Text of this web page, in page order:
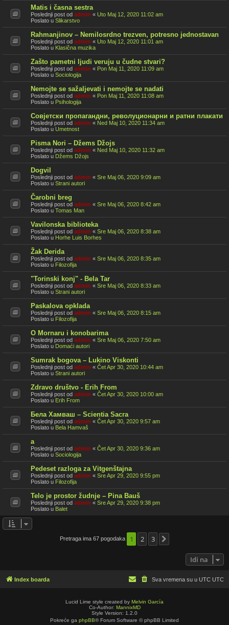
Matis i časna sestra
Poslednji post od admin « Uto Maj 12, 2020 11:02 am
Poslato u Slikarstvo
Rahmanjinov – Nemilosrdno trezven, potresno jednostavan
Poslednji post od admin « Uto Maj 12, 2020 11:01 am
Poslato u Klasična muzika
Zašto pametni ljudi veruju u čudne stvari?
Poslednji post od admin « Pon Maj 11, 2020 11:09 am
Poslato u Sociologija
Nemojte se sažaljevati i nemojte se nadati
Poslednji post od admin « Pon Maj 11, 2020 11:08 am
Poslato u Psihologija
Совјетски пропагандни, револуционарни и ратни плакати
Poslednji post od admin « Ned Maj 10, 2020 11:34 am
Poslato u Umetnost
Pisma Nori – Džems Džojs
Poslednji post od admin « Ned Maj 10, 2020 11:32 am
Poslato u Džems Džojs
Dogvil
Poslednji post od admin « Sre Maj 06, 2020 9:09 am
Poslato u Strani autori
Čarobni breg
Poslednji post od admin « Sre Maj 06, 2020 8:42 am
Poslato u Tomas Man
Vavilonska biblioteka
Poslednji post od admin « Sre Maj 06, 2020 8:38 am
Poslato u Horhe Luis Borhes
Žak Derida
Poslednji post od admin « Sre Maj 06, 2020 8:35 am
Poslato u Filozofija
"Torinski konj" - Bela Tar
Poslednji post od admin « Sre Maj 06, 2020 8:33 am
Poslato u Strani autori
Paskalova opklada
Poslednji post od admin « Sre Maj 06, 2020 8:15 am
Poslato u Filozofija
O Mornaru i konobarima
Poslednji post od admin « Sre Maj 06, 2020 7:50 am
Poslato u Domaći autori
Sumrak bogova – Lukino Viskonti
Poslednji post od admin « Čet Apr 30, 2020 10:44 am
Poslato u Strani autori
Zdravo društvo - Erih From
Poslednji post od admin « Čet Apr 30, 2020 10:00 am
Poslato u Erih From
Бела Хамваш – Scientia Sacra
Poslednji post od admin « Čet Apr 30, 2020 9:57 am
Poslato u Bela Hamvaš
a
Poslednji post od admin « Čet Apr 30, 2020 9:36 am
Poslato u Sociologija
Pedeset razloga za Vitgenštajna
Poslednji post od admin « Sre Apr 29, 2020 9:55 pm
Poslato u Filozofija
Telo je prostor žudnje – Pina Bauš
Poslednji post od admin « Sre Apr 29, 2020 9:38 pm
Poslato u Balet
Pretraga ima 67 pogodaka 1 2 3
Idi na
Index boarda Sva vremena su u UTC UTC
Lucid Lime style created by Melvin García
Co-Author: MannixMD
Style Version: 1.2.0
Pokreće ga phpBB® Forum Software © phpBB Limited